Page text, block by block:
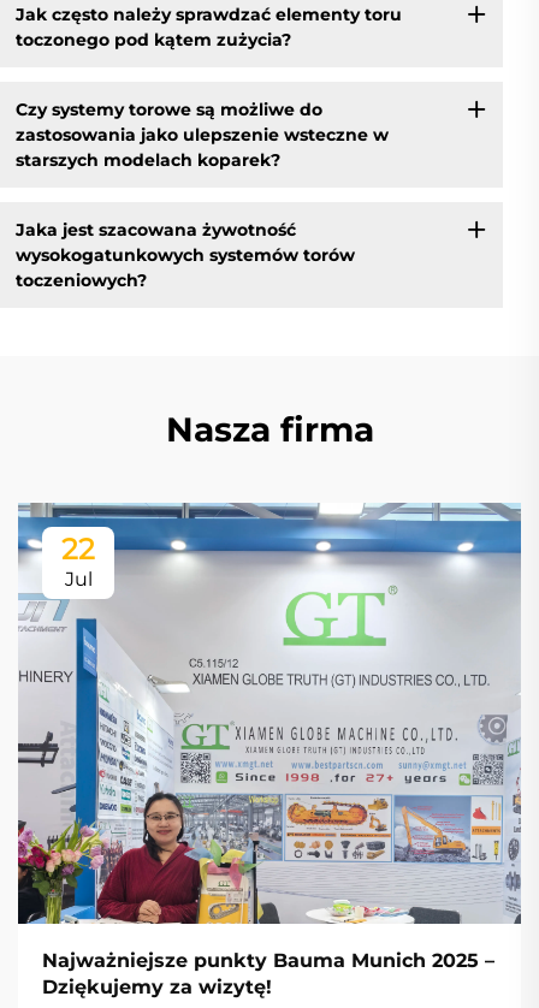
Jak często należy sprawdzać elementy toru
toczonego pod kątem zużycia?
Czy systemy torowe są możliwe do
zastosowania jako ulepszenie wsteczne w
starszych modelach koparek?
Jaka jest szacowana żywotność
wysokogatunkowych systemów torów
toczeniowych?
Nasza firma
22
Jul
Najważniejsze punkty Bauma Munich 2025 –
Dziękujemy za wizytę!